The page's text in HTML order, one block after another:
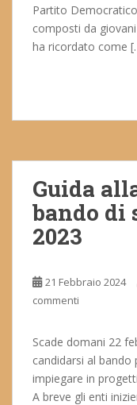
Partito
composti da
ha ricordato come
Guida
bando di
2023
21 Febbraio 2024
commenti
Scade domani 22
candidarsi al bando
impiegare in
A breve gli enti